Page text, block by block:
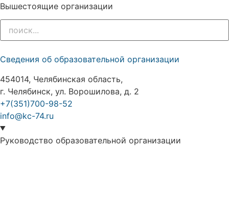
Вышестоящие организации
Сведения об образовательной организации
454014, Челябинская область,
г. Челябинск, ул. Ворошилова, д. 2
+7(351)700-98-52
info@kc-74.ru
Руководство образовательной организации